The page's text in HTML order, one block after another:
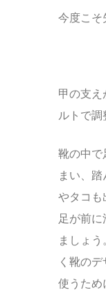
今度こそ
甲の支え
ルトで調
靴の中で
まい、
やタコも
足が前
ましょ
く靴の
使うため